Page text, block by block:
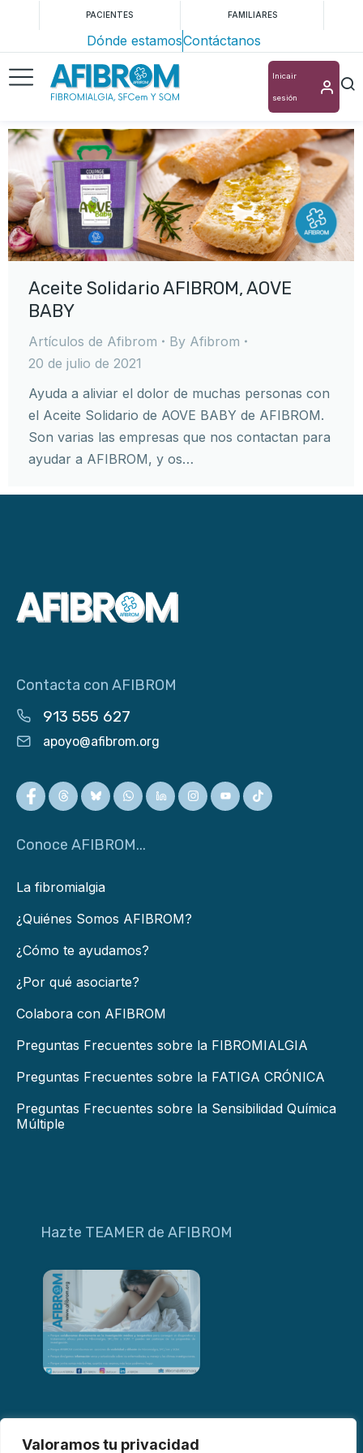
Valoramos tu privacidad
PACIENTES FAMILIARES
Dónde estamosContáctanos
Inicair
sesión
Aceite Solidario AFIBROM, AOVE
BABY
Artículos de Afibrom By Afibrom
20 de julio de 2021
Ayuda a aliviar el dolor de muchas personas con
el Aceite Solidario de AOVE BABY de AFIBROM.
Son varias las empresas que nos contactan para
ayudar a AFIBROM, y os…
Contacta con AFIBROM
913 555 627
apoyo@afibrom.org
Conoce AFIBROM...
La fibromialgia
¿Quiénes Somos AFIBROM?
¿Cómo te ayudamos?
¿Por qué asociarte?
Colabora con AFIBROM
Preguntas Frecuentes sobre la FIBROMIALGIA
Preguntas Frecuentes sobre la FATIGA CRÓNICA
Preguntas Frecuentes sobre la Sensibilidad Química
Múltiple
Hazte TEAMER de AFIBROM